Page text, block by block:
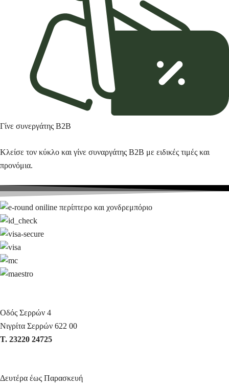
Γίνε συνεργάτης Β2Β
Κλείσε τον κύκλο και γίνε συναργάτης B2Β με ειδικές τιμές και
προνόμια.
Οδός Σερρών 4
Νιγρίτα Σερρών 622 00
Τ. 23220 24725
Δευτέρα έως Παρασκευή